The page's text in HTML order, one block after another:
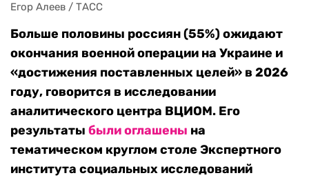
Егор Алеев / ТАСС
Больше половины россиян (55%) ожидают
окончания военной операции на Украине и
«достижения поставленных целей» в 2026
году, говорится в исследовании
аналитического центра ВЦИОМ. Его
результаты были оглашены на
тематическом круглом столе Экспертного
института социальных исследований